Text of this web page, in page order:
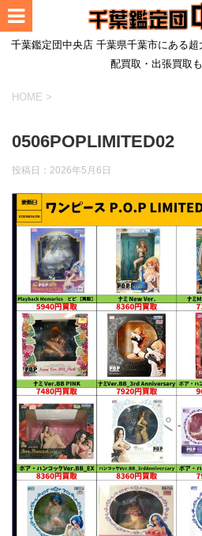
千葉鑑定団中央店 千葉県千葉市にある
配買取・出張買取
HOME >
0506POPLIMITED02
投稿日： 2026年5月6日